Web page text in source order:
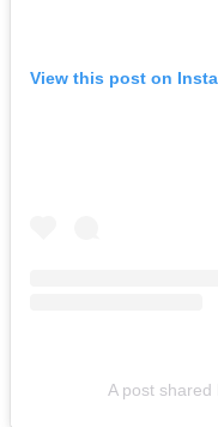
View this post on
A post